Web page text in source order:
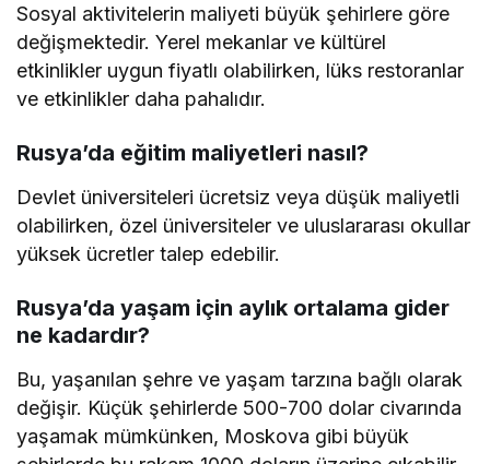
Sosyal aktivitelerin maliyeti büyük şehirlere göre
değişmektedir. Yerel mekanlar ve kültürel
etkinlikler uygun fiyatlı olabilirken, lüks restoranlar
ve etkinlikler daha pahalıdır.
Rusya’da eğitim maliyetleri nasıl?
Devlet üniversiteleri ücretsiz veya düşük maliyetli
olabilirken, özel üniversiteler ve uluslararası okullar
yüksek ücretler talep edebilir.
Rusya’da yaşam için aylık ortalama gider
ne kadardır?
Bu, yaşanılan şehre ve yaşam tarzına bağlı olarak
değişir. Küçük şehirlerde 500-700 dolar civarında
yaşamak mümkünken, Moskova gibi büyük